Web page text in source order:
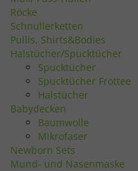
Röcke
Schnullerketten
Pullis, Shirts&Bodies
Halstücher/Spucktücher
Spucktücher
Spucktücher Frottee
Halstücher
Babydecken
Baumwolle
Mikrofaser
Newborn Sets
Mund- und Nasenmaske